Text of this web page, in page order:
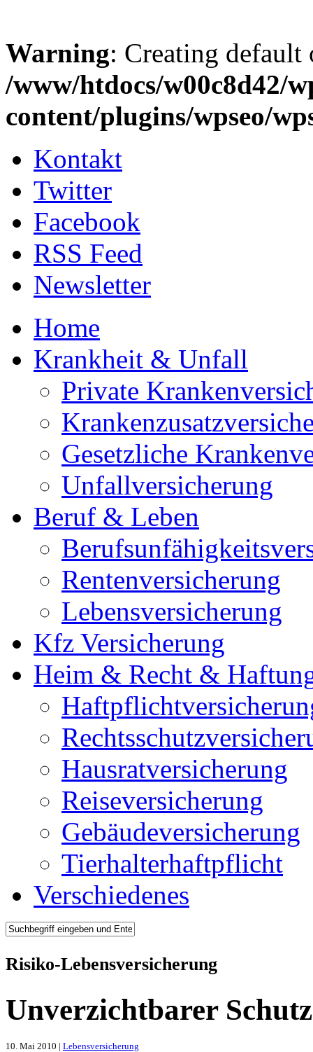
Warning: Creating
/www/htdocs/w00c8d42/
content/plugins/wpseo/
Kontakt
Twitter
Facebook
RSS Feed
Newsletter
Home
Krankheit & Unfall
Private
Gesetzliche
Unfallversicherung
Beruf & Leben
Rentenversicherung
Lebensversicherung
Kfz Versicherung
Heim & Recht &
Hausratversicherung
Reiseversicherung
Gebäudeversicherung
Tierhalterhaftpflicht
Verschiedenes
Risiko-Lebensversicherung
Unverzichtbarer
10. Mai 2010 | Lebensversicherung